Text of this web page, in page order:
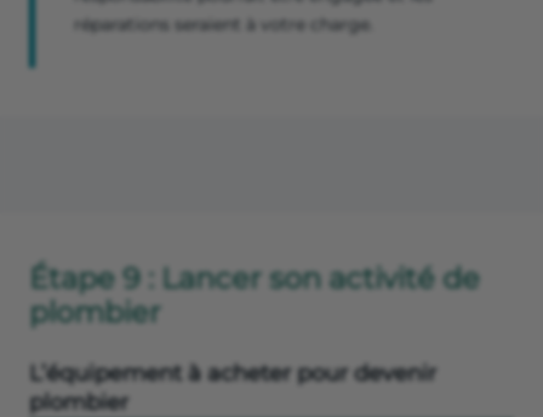
réparations seraient à votre charge.
Étape 9 : Lancer son activité de
plombier
L’équipement à acheter pour devenir
plombier